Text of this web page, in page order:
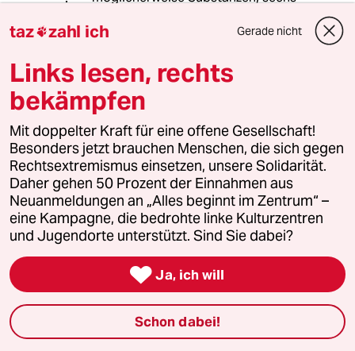
Realität: Barschel, Engholm,
Schäubles Umschlag, Kohls Bimbes,
Regensburg, da sind offiziell im Amt
Straftaten begangen oder Vorteile in
Anspruch genommen worden
(Luxusreisen), wohingegen Strache
nur im privaten Kreis große Töne
spuckt.
Der Zeitpunkt der Veröffentlichung
des Videos ist exakt gewählt: Wer
profitiert davon so kurz vor der Wahl
des EU-Parlaments? Spiegel und SZ
geben die Handlanger der kriminellen
Machenschaften.
taz zahl ich Gerade nicht
Links lesen, rechts
bekämpfen
Mit doppelter Kraft für eine offene Gesellschaft!
Besonders jetzt brauchen Menschen, die sich gegen
Rechtsextremismus einsetzen, unsere Solidarität.
Daher gehen 50 Prozent der Einnahmen aus
Neuanmeldungen an „Alles beginnt im Zentrum“ –
eine Kampagne, die bedrohte linke Kulturzentren
und Jugendorte unterstützt. Sind Sie dabei?
 Ja, ich will
Schon dabei!